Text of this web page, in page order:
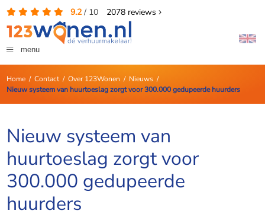
9.2/ 10 2078reviews
menu
Home/ Contact/ Over 123Wonen / Nieuws/
Nieuw systeem van huurtoeslag zorgt voor 300.000 gedupeerde huurders
Nieuw systeem van
huurtoeslag zorgt voor
300.000 gedupeerde
huurders